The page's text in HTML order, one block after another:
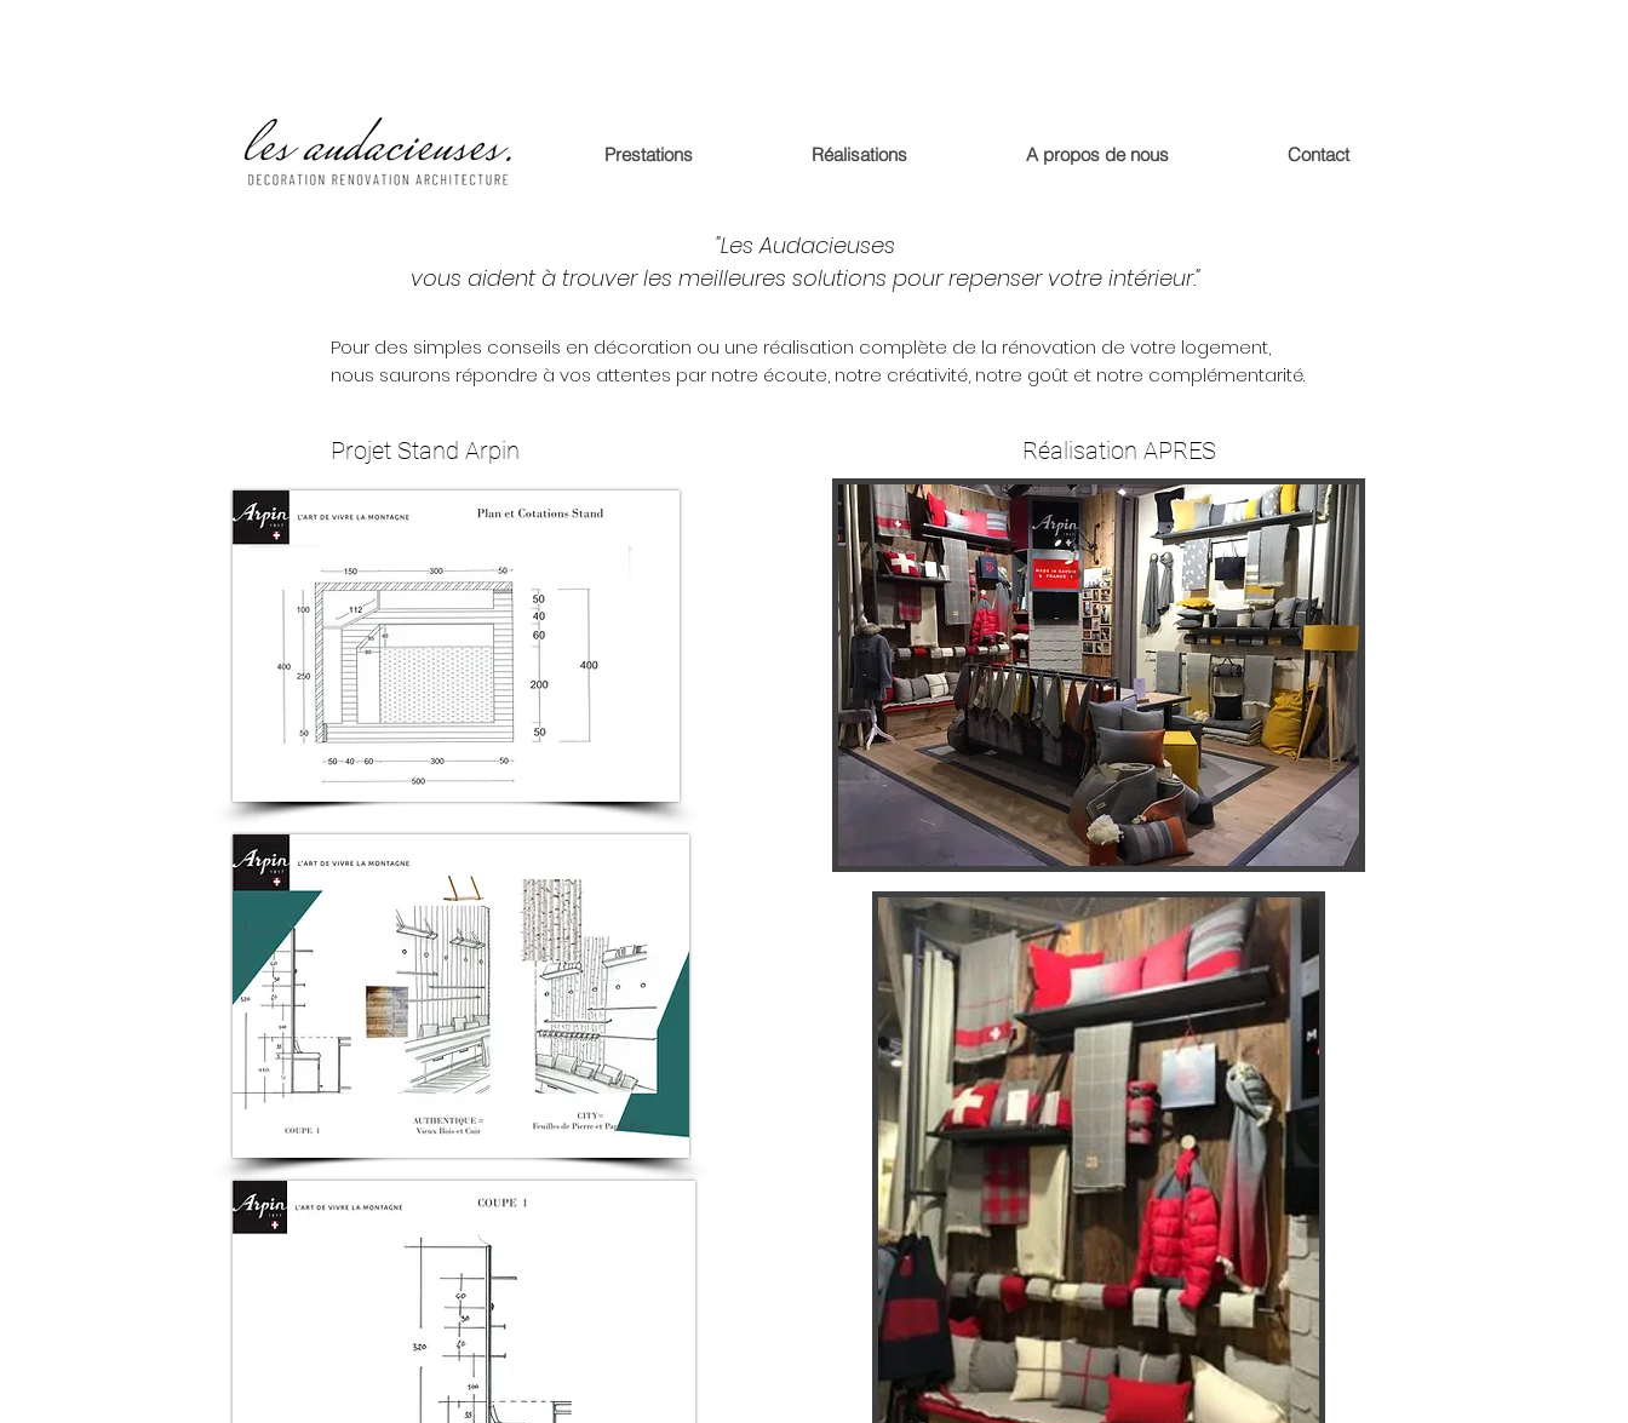
Prestations Réalisations A propos de nous Contact
"Les Audacieuses
vous aident à trouver les meilleures solutions pour repenser votre intérieur."
Pour des simples conseils en décoration ou une réalisation complète de la rénovation de votre logement,
nous saurons répondre à vos attentes par notre écoute, notre créativité, notre goût et notre complémentarité.
Projet Stand Arpin Réalisation APRES